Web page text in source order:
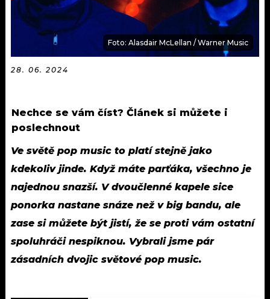
MIX
OSTATNÍ Foto: Alasdair McLellan / Warner Music
28. 06. 2024
Nechce se vám číst? Článek si můžete i
poslechnout
Ve světě pop music to platí stejně jako
kdekoliv jinde. Když máte parťáka, všechno je
najednou snazší. V dvoučlenné kapele sice
ponorka nastane snáze než v big bandu, ale
zase si můžete být jistí, že se proti vám ostatní
spoluhráči nespiknou. Vybrali jsme pár
zásadních dvojic světové pop music.